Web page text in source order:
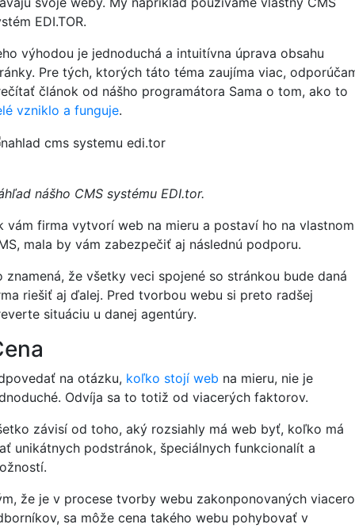
EDI.TOR.
výhodou je jednoduchá a intuitívna úprava obsahu
Pre tých, ktorých táto téma zaujíma viac,
článok od nášho programátora Sama o tom, ako to
vzniklo a funguje.
nášho CMS systému EDI.tor.
vám firma vytvorí web na mieru a postaví ho na vlastnom
mala by vám zabezpečiť aj následnú podporu.
znamená, že všetky veci spojené so stránkou bude daná
riešiť aj ďalej. Pred tvorbou webu si preto radšej
situáciu u danej agentúry.
na otázku, koľko stojí web na mieru, nie je
Odvíja sa to totiž od viacerých faktorov.
závisí od toho, aký rozsiahly má web byť, koľko má
unikátnych podstránok, špeciálnych funkcionalít a
že je v procese tvorby webu zakonponovaných viacero
sa môže cena takého webu pohybovať v